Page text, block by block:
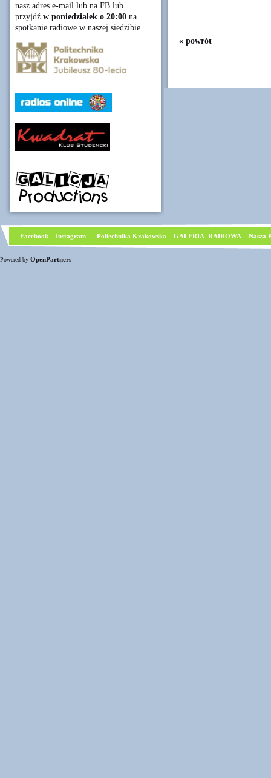
nasz adres e-mail lub na FB lub
przyjdź w poniedziałek o 20:00 na
spotkanie radiowe w naszej siedzibie.
« powrót
Facebook Instagram Poliechnika Krakowska GALERIA RADIOWA Nasza
Powered by OpenPartners